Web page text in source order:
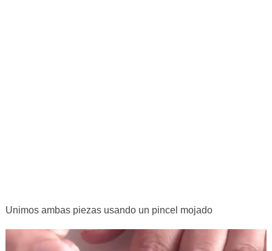
Unimos ambas piezas usando un pincel mojado